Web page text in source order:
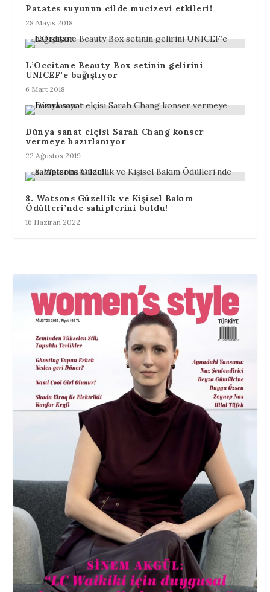
Patates suyunun cilde mucizevi etkileri!
28 Mayıs 2018
L’Occitane Beauty Box setinin gelirini
UNICEF’e bağışlıyor
6 Mart 2018
Dünya sanat elçisi Sarah Chang konser
vermeye hazırlanıyor
22 Ağustos 2019
8. Watsons Güzellik ve Kişisel Bakım
Ödülleri’nde sahiplerini buldu!
16 Haziran 2022